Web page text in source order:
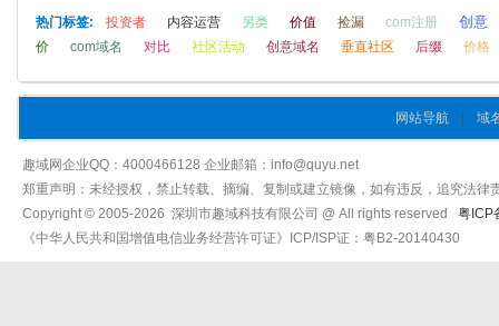
热门标签: 投资者 内容运营 另类 价值 捡漏 com注册 创意
价 com域名 对比 社区活动 创意域名 垂直社区 后缀 价格
网站导航 域
趣域网企业QQ：4000466128 企业邮箱：info@quyu.net
郑重声明：未经授权，禁止转载、摘编、复制或建立镜像，如有违反，追究法律
Copyright © 2005-2026 深圳市趣域科技有限公司 @ All rights reserved 粤ICP
《中华人民共和国增值电信业务经营许可证》ICP/ISP证：粤B2-20140430